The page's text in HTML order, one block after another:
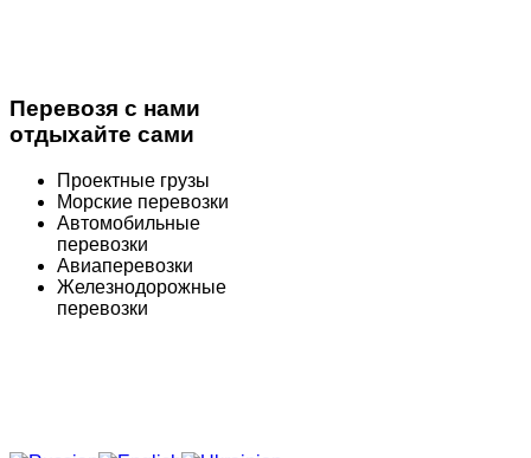
Перевозя с нами
отдыхайте сами
Проектные грузы
Морские перевозки
Автомобильные
перевозки
Авиаперевозки
Железнодорожные
перевозки